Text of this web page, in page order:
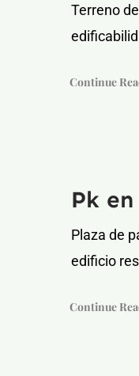
Terreno
Continue
Pk
Plaza de
edificio
Continue